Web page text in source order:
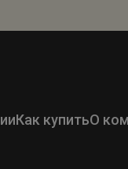
Как купитьО